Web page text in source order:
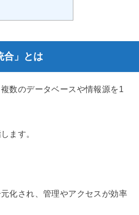
合」とは
数のデータベースや情報源を1
ます。
化され、管理やアクセスが効率